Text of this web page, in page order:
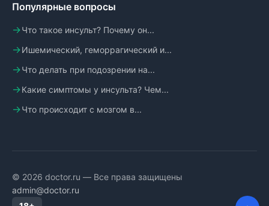
Популярные вопросы
Что такое инсульт? Почему он...
Ишемический, геморрагический и...
Что делать при подозрении на...
Какие симптомы у инсульта? Чем...
Что происходит с мозгом в...
© 2026 doctor.ru — Все права защищены
admin@doctor.ru